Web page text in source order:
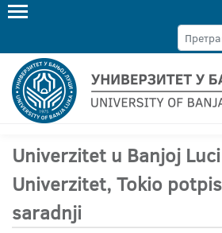
Univerzitet u Banjoj
Univerzitet, Tokio
saradnji